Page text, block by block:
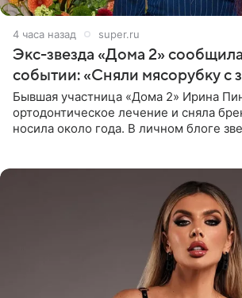
4 часа назад super.ru
Экс-звезда «Дома 2»
событии: «Сняли мясорубку с
Бывшая участница «Дома 2» Ирина
ортодонтическое лечение и сняла
носила около года. В личном блоге